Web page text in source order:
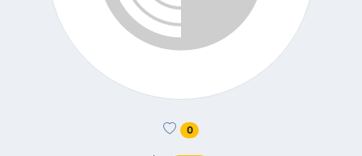
0